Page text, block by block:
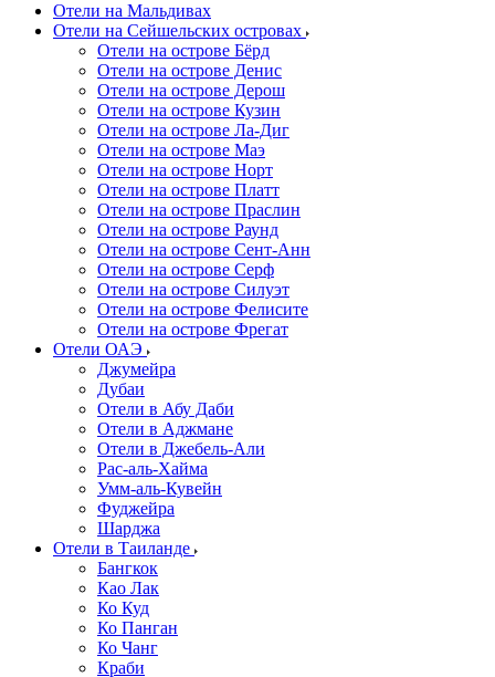
Отели на Мальдивах
Отели на Сейшельских островах
Отели на острове Бёрд
Отели на острове Денис
Отели на острове Дерош
Отели на острове Кузин
Отели на острове Ла-Диг
Отели на острове Маэ
Отели на острове Норт
Отели на острове Платт
Отели на острове Праслин
Отели на острове Раунд
Отели на острове Сент-Анн
Отели на острове Серф
Отели на острове Силуэт
Отели на острове Фелисите
Отели на острове Фрегат
Отели ОАЭ
Джумейра
Дубаи
Отели в Абу Даби
Отели в Аджмане
Отели в Джебель-Али
Рас-аль-Хайма
Умм-аль-Кувейн
Фуджейра
Шарджа
Отели в Таиланде
Бангкок
Као Лак
Ко Куд
Ко Панган
Ко Чанг
Краби